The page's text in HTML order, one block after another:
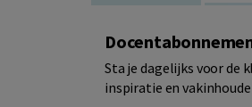
Sta je dagelijks voor de
inspiratie en